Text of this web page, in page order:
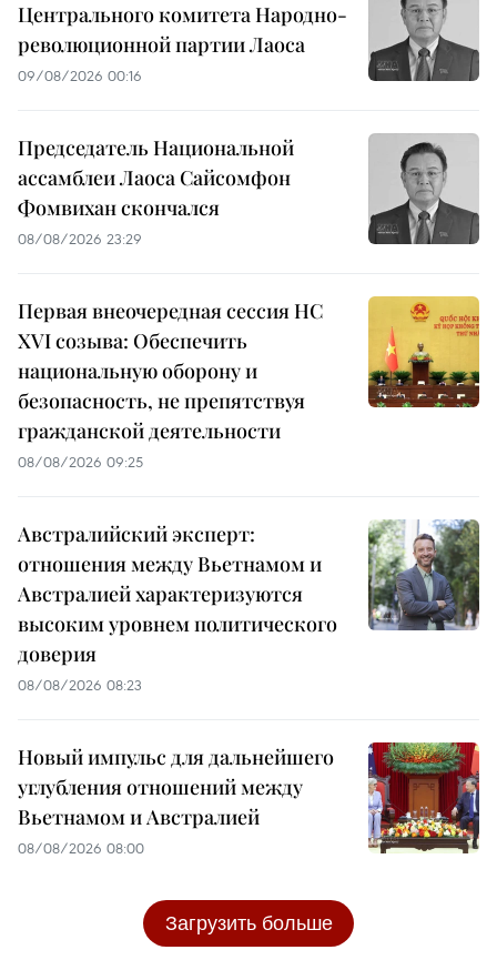
Центрального комитета Народно-
революционной партии Лаоса
09/08/2026 00:16
Председатель Национальной
ассамблеи Лаоса Сайсомфон
Фомвихан скончался
08/08/2026 23:29
Первая внеочередная сессия НС
XVI созыва: Обеспечить
национальную оборону и
безопасность, не препятствуя
гражданской деятельности
08/08/2026 09:25
Австралийский эксперт:
отношения между Вьетнамом и
Австралией характеризуются
высоким уровнем политического
доверия
08/08/2026 08:23
Новый импульс для дальнейшего
углубления отношений между
Вьетнамом и Австралией
08/08/2026 08:00
Загрузить больше